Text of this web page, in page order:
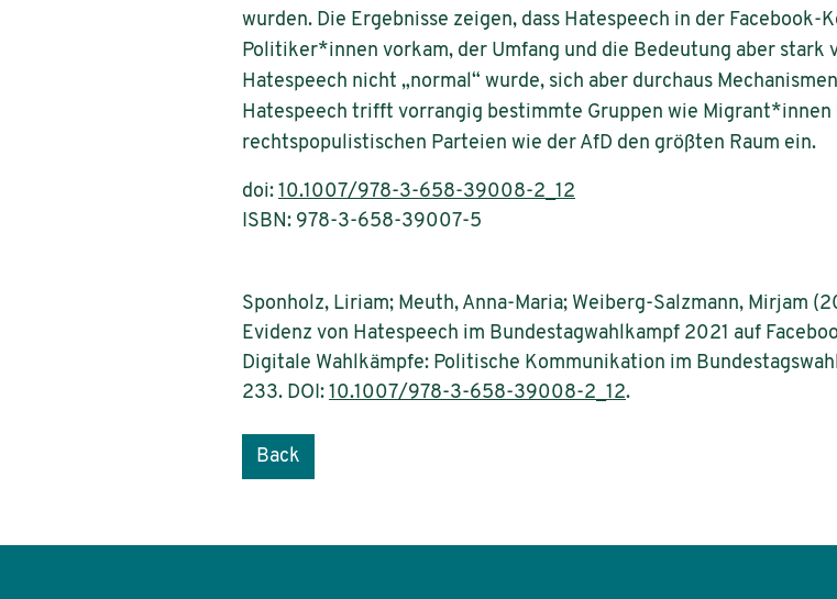
wurden. Die Ergebnisse zeigen, dass Hatespeech in der Facebook-
Politiker*innen vorkam, der Umfang und die Bedeutung aber stark
Hatespeech nicht „normal“ wurde, sich aber durchaus
Hatespeech trifft vorrangig bestimmte Gruppen wie Migrant*innen
rechtspopulistischen Parteien wie der AfD den größten Raum ein.
doi: 10.1007/978-3-658-39008-2_12
ISBN: 978-3-658-39007-5
Sponholz, Liriam; Meuth, Anna-Maria; Weiberg-Salzmann, Mirjam
Evidenz von Hatespeech im Bundestagwahlkampf 2021 auf
Digitale Wahlkämpfe: Politische Kommunikation im
233. DOI: 10.1007/978-3-658-39008-2_12.
Back